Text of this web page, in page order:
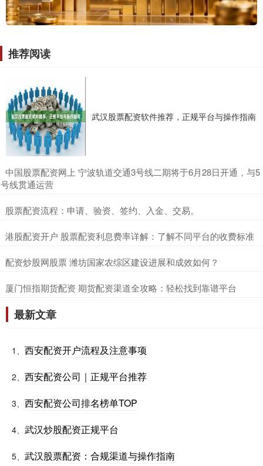
推荐阅读
武汉股票配资软件推荐，正规平台与操作指南
​中国股票配资网上 宁波轨道交通3号线二期将于6月28日开通，与5
号线贯通运营
​股票配资流程：申请、验资、签约、入金、交易。
​港股配资开户 股票配资利息费率详解：了解不同平台的收费标准
​配资炒股网股票 潍坊国家农综区建设进展和成效如何？
​厦门恒指期货配资 期货配资渠道全攻略：轻松找到靠谱平台
最新文章
1、 西安配资开户流程及注意事项
2、 西安配资公司｜正规平台推荐
3、 西安配资公司排名榜单TOP
4、 武汉炒股配资正规平台
5、 武汉股票配资：合规渠道与操作指南